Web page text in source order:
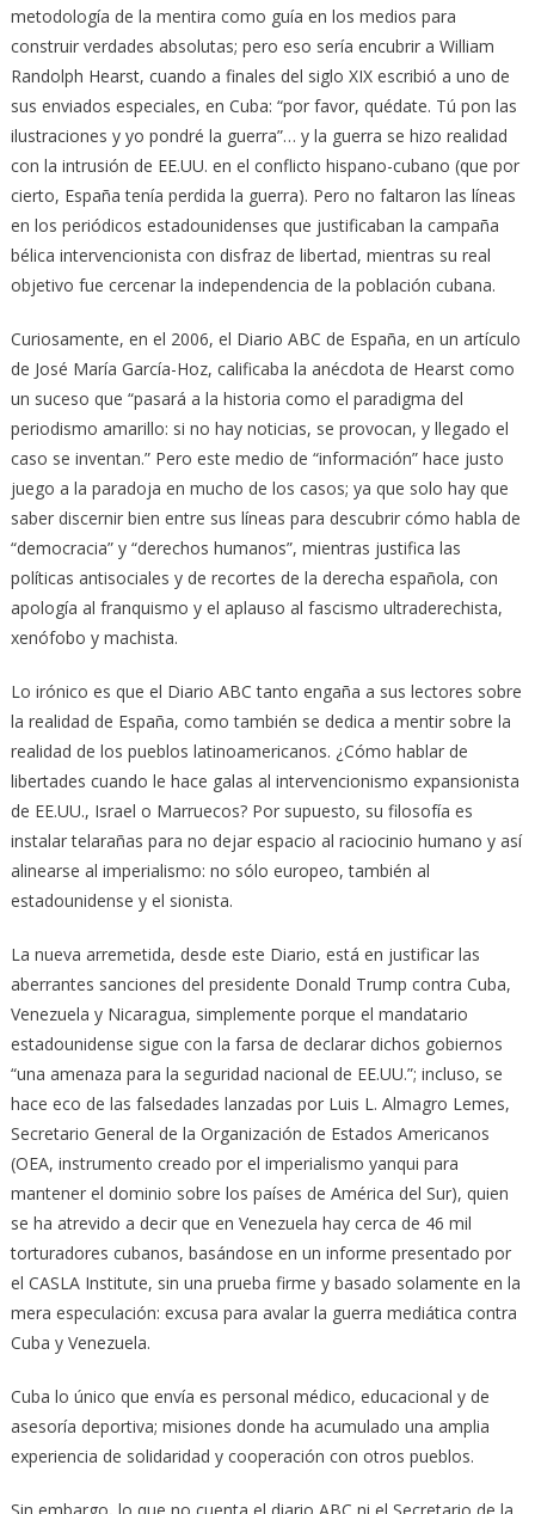
metodología de la mentira como guía en los medios para
construir verdades absolutas; pero eso sería encubrir a William
Randolph Hearst, cuando a finales del siglo XIX escribió a uno de
sus enviados especiales, en Cuba: “por favor, quédate. Tú pon las
ilustraciones y yo pondré la guerra”… y la guerra se hizo realidad
con la intrusión de EE.UU. en el conflicto hispano-cubano (que por
cierto, España tenía perdida la guerra). Pero no faltaron las líneas
en los periódicos estadounidenses que justificaban la campaña
bélica intervencionista con disfraz de libertad, mientras su real
objetivo fue cercenar la independencia de la población cubana.
Curiosamente, en el 2006, el Diario ABC de España, en un artículo
de José María García-Hoz, calificaba la anécdota de Hearst como
un suceso que “pasará a la historia como el paradigma del
periodismo amarillo: si no hay noticias, se provocan, y llegado el
caso se inventan.” Pero este medio de “información” hace justo
juego a la paradoja en mucho de los casos; ya que solo hay que
saber discernir bien entre sus líneas para descubrir cómo habla de
“democracia” y “derechos humanos”, mientras justifica las
políticas antisociales y de recortes de la derecha española, con
apología al franquismo y el aplauso al fascismo ultraderechista,
xenófobo y machista.
Lo irónico es que el Diario ABC tanto engaña a sus lectores sobre
la realidad de España, como también se dedica a mentir sobre la
realidad de los pueblos latinoamericanos. ¿Cómo hablar de
libertades cuando le hace galas al intervencionismo expansionista
de EE.UU., Israel o Marruecos? Por supuesto, su filosofía es
instalar telarañas para no dejar espacio al raciocinio humano y así
alinearse al imperialismo: no sólo europeo, también al
estadounidense y el sionista.
La nueva arremetida, desde este Diario, está en justificar las
aberrantes sanciones del presidente Donald Trump contra Cuba,
Venezuela y Nicaragua, simplemente porque el mandatario
estadounidense sigue con la farsa de declarar dichos gobiernos
“una amenaza para la seguridad nacional de EE.UU.”; incluso, se
hace eco de las falsedades lanzadas por Luis L. Almagro Lemes,
Secretario General de la Organización de Estados Americanos
(OEA, instrumento creado por el imperialismo yanqui para
mantener el dominio sobre los países de América del Sur), quien
se ha atrevido a decir que en Venezuela hay cerca de 46 mil
torturadores cubanos, basándose en un informe presentado por
el CASLA Institute, sin una prueba firme y basado solamente en la
mera especulación: excusa para avalar la guerra mediática contra
Cuba y Venezuela.
Cuba lo único que envía es personal médico, educacional y de
asesoría deportiva; misiones donde ha acumulado una amplia
experiencia de solidaridad y cooperación con otros pueblos.